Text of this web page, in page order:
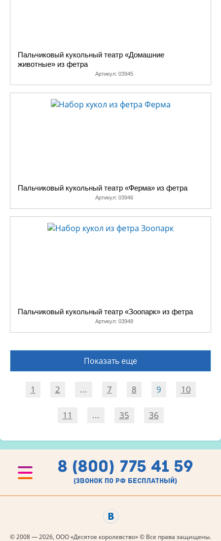
Пальчиковый кукольный театр «Домашние
животные» из фетра
Артикул: 03945
Пальчиковый кукольный театр «Ферма» из фетра
Артикул: 03946
Пальчиковый кукольный театр «Зоопарк» из фетра
Артикул: 03948
Показать еще
1 2 ... 7 8 9 10
11 ... 35 36
8 (800) 775 41 59
(звонок по рф бесплатный)
© 2008 — 2026, ООО «Десятое королевство» © Все права защищены.